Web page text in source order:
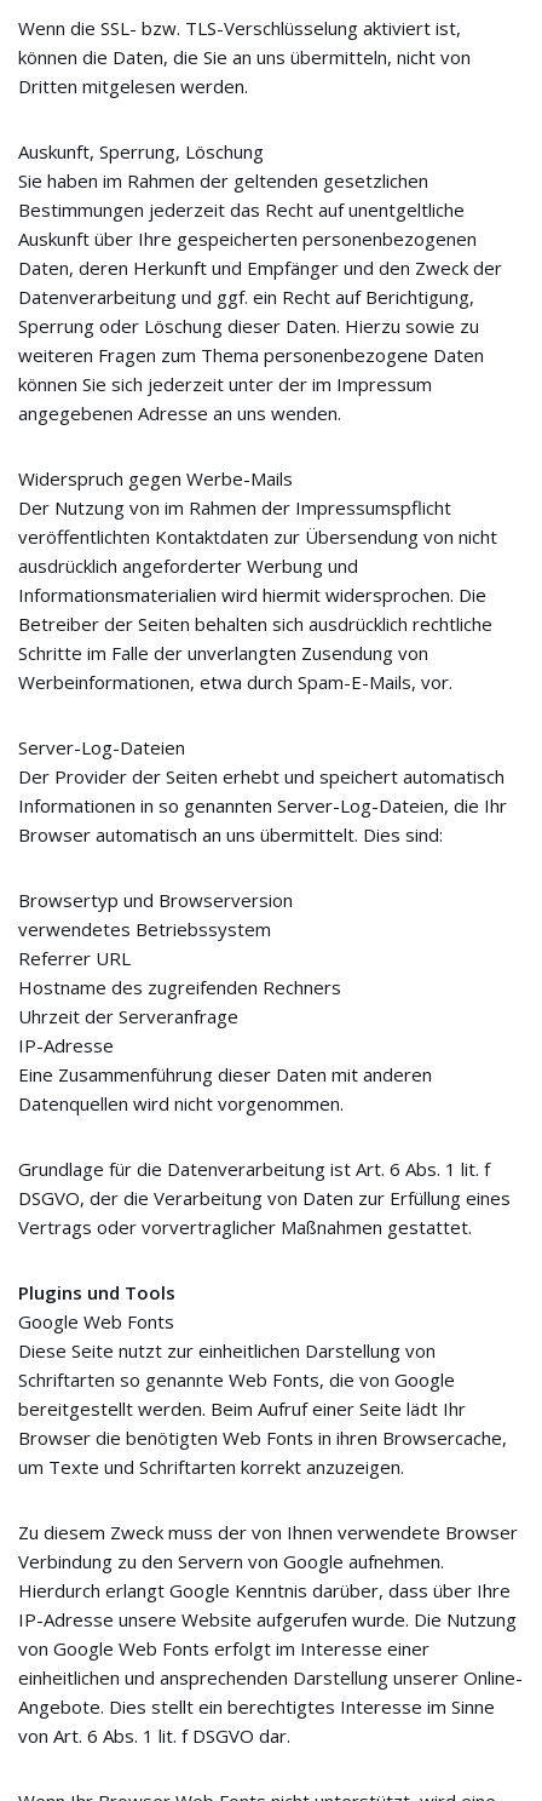
Wenn die SSL- bzw. TLS-Verschlüsselung aktiviert ist,
können die Daten, die Sie an uns übermitteln, nicht von
Dritten mitgelesen werden.
Auskunft, Sperrung, Löschung
Sie haben im Rahmen der geltenden gesetzlichen
Bestimmungen jederzeit das Recht auf unentgeltliche
Auskunft über Ihre gespeicherten personenbezogenen
Daten, deren Herkunft und Empfänger und den Zweck der
Datenverarbeitung und ggf. ein Recht auf Berichtigung,
Sperrung oder Löschung dieser Daten. Hierzu sowie zu
weiteren Fragen zum Thema personenbezogene Daten
können Sie sich jederzeit unter der im Impressum
angegebenen Adresse an uns wenden.
Widerspruch gegen Werbe-Mails
Der Nutzung von im Rahmen der Impressumspflicht
veröffentlichten Kontaktdaten zur Übersendung von nicht
ausdrücklich angeforderter Werbung und
Informationsmaterialien wird hiermit widersprochen. Die
Betreiber der Seiten behalten sich ausdrücklich rechtliche
Schritte im Falle der unverlangten Zusendung von
Werbeinformationen, etwa durch Spam-E-Mails, vor.
Server-Log-Dateien
Der Provider der Seiten erhebt und speichert automatisch
Informationen in so genannten Server-Log-Dateien, die Ihr
Browser automatisch an uns übermittelt. Dies sind:
Browsertyp und Browserversion
verwendetes Betriebssystem
Referrer URL
Hostname des zugreifenden Rechners
Uhrzeit der Serveranfrage
IP-Adresse
Eine Zusammenführung dieser Daten mit anderen
Datenquellen wird nicht vorgenommen.
Grundlage für die Datenverarbeitung ist Art. 6 Abs. 1 lit. f
DSGVO, der die Verarbeitung von Daten zur Erfüllung eines
Vertrags oder vorvertraglicher Maßnahmen gestattet.
Plugins und Tools
Google Web Fonts
Diese Seite nutzt zur einheitlichen Darstellung von
Schriftarten so genannte Web Fonts, die von Google
bereitgestellt werden. Beim Aufruf einer Seite lädt Ihr
Browser die benötigten Web Fonts in ihren Browsercache,
um Texte und Schriftarten korrekt anzuzeigen.
Zu diesem Zweck muss der von Ihnen verwendete Browser
Verbindung zu den Servern von Google aufnehmen.
Hierdurch erlangt Google Kenntnis darüber, dass über Ihre
IP-Adresse unsere Website aufgerufen wurde. Die Nutzung
von Google Web Fonts erfolgt im Interesse einer
einheitlichen und ansprechenden Darstellung unserer Online-
Angebote. Dies stellt ein berechtigtes Interesse im Sinne
von Art. 6 Abs. 1 lit. f DSGVO dar.